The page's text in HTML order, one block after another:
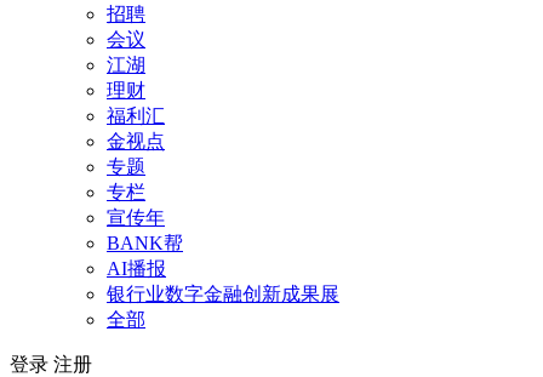
招聘
会议
江湖
理财
福利汇
金视点
专题
专栏
宣传年
BANK帮
AI播报
银行业数字金融创新成果展
全部
登录 注册